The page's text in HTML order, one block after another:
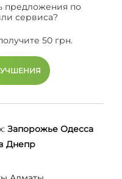
предложения по
сервиса?
50 грн.
Запорожье Одесса
Днепр